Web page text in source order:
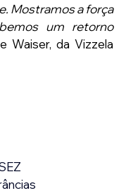
Mostramos a força
um retorno
Waiser, da Vizzela